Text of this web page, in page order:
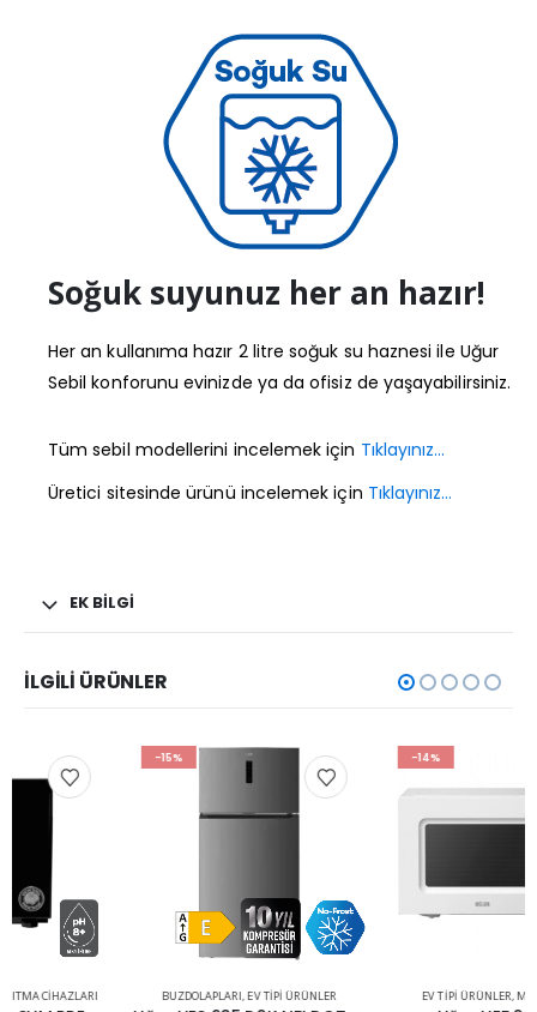
Soğuk suyunuz her an hazır!
Her an kullanıma hazır 2 litre soğuk su haznesi ile Uğur
Sebil konforunu evinizde ya da ofisiz de yaşayabilirsiniz.
Tüm sebil modellerini incelemek için Tıklayınız…
Üretici sitesinde ürünü incelemek için Tıklayınız…
EK BILGI
İLGILI ÜRÜNLER
-15%
BUZDOLAPLARI EV TIPI ÜRÜNLER
-14%
EV TIPI ÜRÜNLER MIKRODALGA